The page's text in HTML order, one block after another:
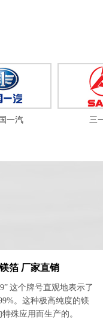
三一重工
箔 厂家直销
这个牌号直观地表示了
。这种极高纯度的镁
殊应用而生产的。